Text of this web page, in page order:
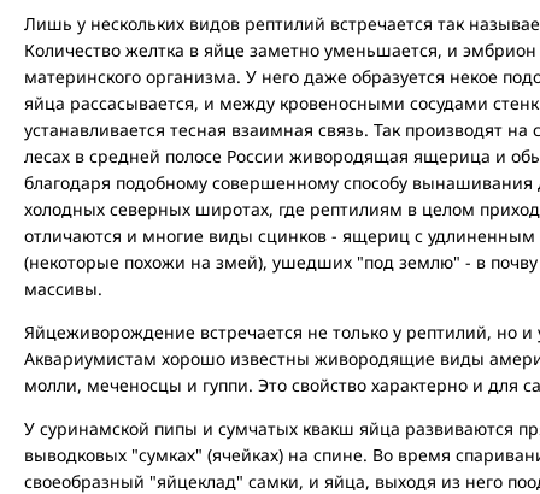
Лишь у нескольких видов рептилий встречается так
Количество желтка в яйце заметно уменьшается, и эмбрион
материнского организма. У него даже образуется некое
яйца рассасывается, и между кровеносными сосудами
устанавливается тесная взаимная связь. Так производят
лесах в средней полосе России живородящая ящерица и
благодаря подобному совершенному способу
холодных северных широтах, где рептилиям в целом
отличаются и многие виды сцинков - ящериц с
(некоторые похожи на змей), ушедших "под землю" - в
массивы.
Яйцеживорождение встречается не только у рептилий, но
Аквариумистам хорошо известны живородящие виды
молли, меченосцы и гуппи. Это свойство характерно и
У суринамской пипы и сумчатых квакш яйца развиваются
выводковых "сумках" (ячейках) на спине. Во время
своеобразный "яйцеклад" самки, и яйца, выходя из него